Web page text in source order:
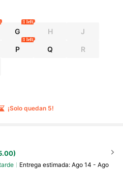
al aire libre, via
G
1 left
H J
P
1 left
Q R
¡Solo quedan 5!
Entrega estimada: Ago 14 - Ago